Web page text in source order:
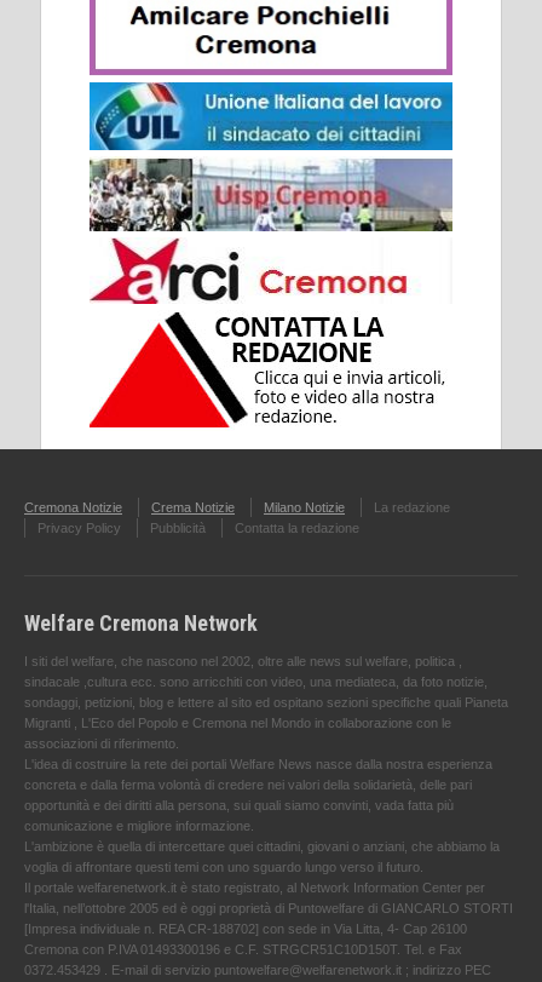
Cremona Notizie Crema Notizie Milano Notizie
La redazione
Privacy Policy
Pubblicità Contatta la redazione
Welfare Cremona Network
I siti del welfare, che nascono nel 2002, oltre alle news sul welfare, politica ,
sindacale ,cultura ecc. sono arricchiti con video, una mediateca, da foto notizie,
sondaggi, petizioni, blog e lettere al sito ed ospitano sezioni specifiche quali Pianeta
Migranti , L'Eco del Popolo e Cremona nel Mondo in collaborazione con le
associazioni di riferimento.
L'idea di costruire la rete dei portali Welfare News nasce dalla nostra esperienza
concreta e dalla ferma volontà di credere nei valori della solidarietà, delle pari
opportunità e dei diritti alla persona, sui quali siamo convinti, vada fatta più
comunicazione e migliore informazione.
L'ambizione è quella di intercettare quei cittadini, giovani o anziani, che abbiamo la
voglia di affrontare questi temi con uno sguardo lungo verso il futuro.
Il portale welfarenetwork.it è stato registrato, al Network Information Center per
l'Italia, nell’ottobre 2005 ed è oggi proprietà di Puntowelfare di GIANCARLO STORTI
[Impresa individuale n. REA CR-188702] con sede in Via Litta, 4- Cap 26100
Cremona con P.IVA 01493300196 e C.F. STRGCR51C10D150T. Tel. e Fax
0372.453429 . E-mail di servizio puntowelfare@welfarenetwork.it ; indirizzo PEC